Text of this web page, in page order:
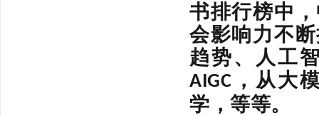
书排行榜中
会影响力不
趋势、人工
AIGC ，从大
学，等等。